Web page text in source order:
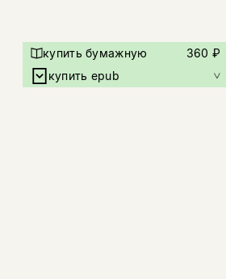
купить бумажную
360 ₽
купить epub